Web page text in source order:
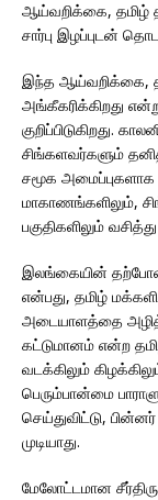
ஆய்வறிக்கை, தமிழ்
சார்பு இழப்புடன்
இந்த ஆய்வறிக்கை,
அங்கீகரிக்கிறது
குறிப்பிடுகிறது.
சிங்களவர்களும்
சமூக
மாகாணங்களிலும்,
பகுதிகளிலும்
இலங்கையின்
என்பது, தமிழ்
அடையாளத்தை
கட்டுமானம் என்ற
வடக்கிலும்
பெரும்பான்மை
செய்துவிட்டு,
முடியாது.
மேலோட்டமான